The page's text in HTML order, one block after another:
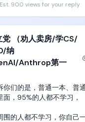
妈要明白，这个层级只到
的世界，就是他妈固体物
元器件的世界，他们的设
成果，而不是你们这些本
了。
三极管运放这些器件的特
的设计，完完全全就是
Est. 900 views for your reply
（劝人卖房/学CS/
纳
Anthrop第一
你们的是，普通一本、普
面，95%的人都不学习，
围的人都不学习，你自己